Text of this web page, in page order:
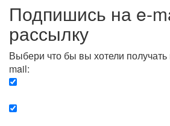
Подпишись на e-
рассылку
Выбери что бы вы хотели получать
mail: